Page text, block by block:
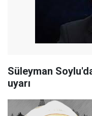
Süleyman
uyarı